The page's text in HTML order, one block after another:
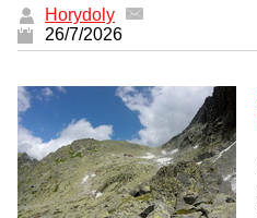
Horydoly
26/7/2026